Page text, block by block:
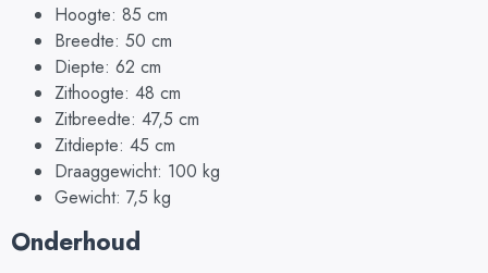
Hoogte: 85 cm
Breedte: 50 cm
Diepte: 62 cm
Zithoogte: 48 cm
Zitbreedte: 47,5 cm
Zitdiepte: 45 cm
Draaggewicht: 100 kg
Gewicht: 7,5 kg
Onderhoud